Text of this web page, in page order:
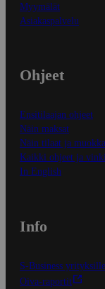
Myymälät
Asiakaspalvelu
Ohjeet
Ensitilaajan ohjeet
Näin maksat
Näin tilaat ja
Kaikki ohjeet ja
In English
Info
S-Business yrityksille
Oiva-raportit